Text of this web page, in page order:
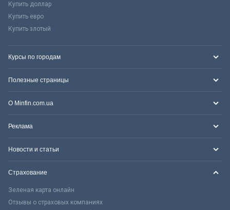
Купить доллар
Купить евро
Купить злотый
Курсы по городам
Полезные страницы
О Minfin.com.ua
Реклама
Новости и статьи
Страхование
Зеленая карта онлайн
Отзывы о страховых компаниях